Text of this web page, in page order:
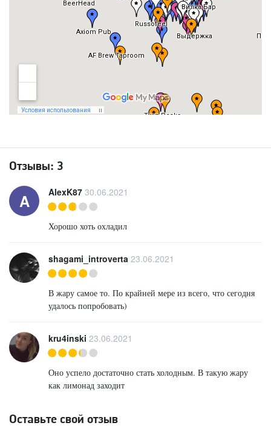
Отзывы: 3
A AlexK87 30.06.2021
Хорошо хоть охладил
shagami_introverta 23.06.2021
В жару самое то. По крайней мере из всего, что сегодня
удалось попробовать)
kru4inski 23.06.2021
Оно успело достаточно стать холодным. В такую жару
как лимонад заходит
Оставьте свой отзыв